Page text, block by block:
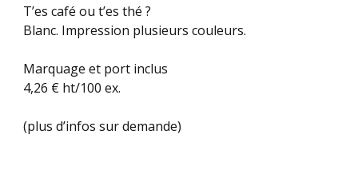
T’es café ou t’es thé ?
Blanc. Impression plusieurs couleurs.
Marquage et port inclus
4,26 € ht/100 ex.
(plus d’infos sur demande)